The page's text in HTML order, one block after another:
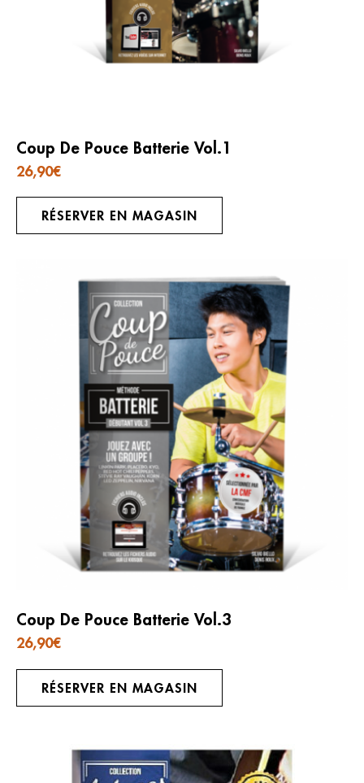
Coup De Pouce Batterie Vol.1
26,90€
RÉSERVER EN MAGASIN
Coup De Pouce Batterie Vol.3
26,90€
RÉSERVER EN MAGASIN